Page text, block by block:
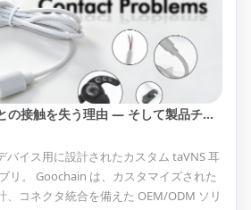
taVNS 耳電極が皮膚との接触を失う理由 — そして製品チームはそれをどのように軽減できるか
バイス用に設計されたカスタム taVNS 耳
リ。 Goochain は、カスタマイズされた
、コネクタ統合を備えた OEM/ODM ソリ